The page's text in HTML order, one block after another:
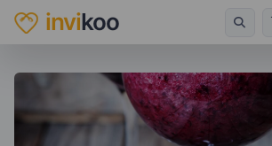
invikoo